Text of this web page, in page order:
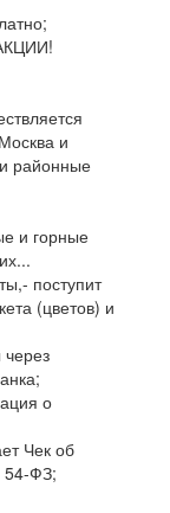
и
районные
и горные
поступит
(цветов) и
о
Чек об
54-ФЗ;